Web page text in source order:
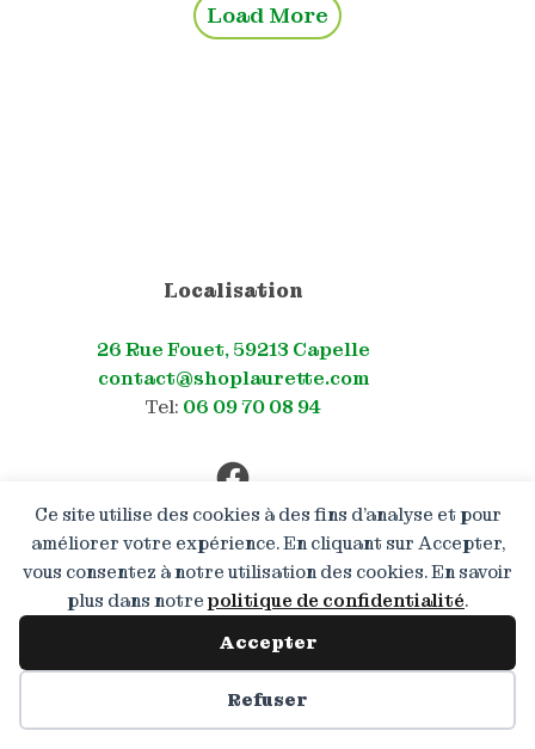
Ce site utilise des cookies à des fins d’analyse et pour
améliorer votre expérience. En cliquant sur Accepter,
vous consentez à notre utilisation des cookies. En savoir
plus dans notrepolitique de confidentialité.
Accepter
Refuser
Préférences des cookies
Load More
Localisation
26 Rue Fouet, 59213 Capelle
contact@shoplaurette.com
Tel: 06 09 70 08 94
Facebook
Boutique en congé : Les
commandes restent ouvertes
mais les expéditions reprendront
votre patience !